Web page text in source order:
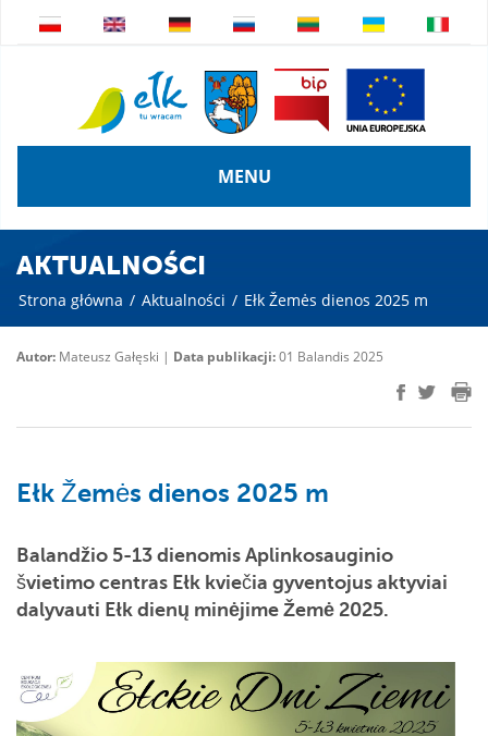
MENU
AKTUALNOŚCI
Strona główna / Aktualności / Ełk Žemės dienos 2025 m
Autor: Mateusz Gałęski | Data publikacji:01 Balandis 2025
Ełk Žemės dienos 2025 m
Balandžio 5-13 dienomis Aplinkosauginio
švietimo centras Ełk kviečia gyventojus aktyviai
dalyvauti Ełk dienų minėjime Žemė 2025.